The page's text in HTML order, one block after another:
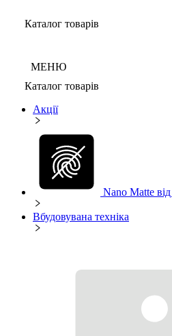
Каталог товарів
МЕНЮ
Каталог товарів
Акції
Nano Matte
Вбудовувана техніка